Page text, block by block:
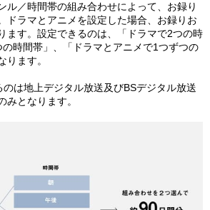
ル／時間帯の組み合わせによって、お録り
ドラマとアニメを設定した場合、お録りお
ます。設定できるのは、「ドラマで2つの時
時間帯」、「ドラマとアニメで1つずつの
ります。
のは地上デジタル放送及びBSデジタル放送
みとなります。